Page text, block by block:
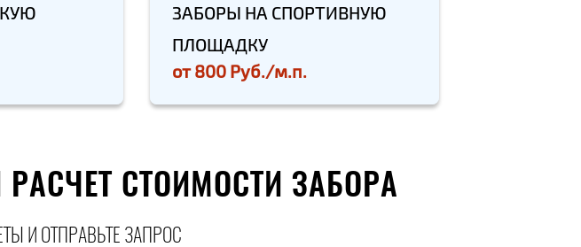
ЗАБОРЫ НА СПОРТИВНУЮ
ПЛОЩАДКУ
от800 Руб./м.п.
СТОИМОСТИ ЗАБОРА
И ОТПРАВЬТЕ ЗАПРОС